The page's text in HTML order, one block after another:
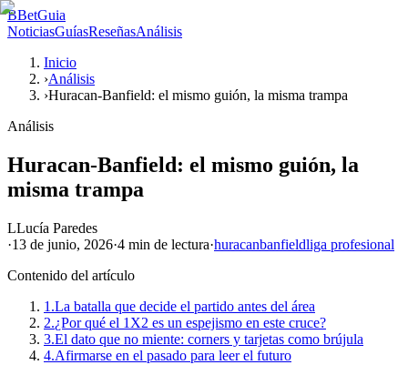
BBetGuia
NoticiasGuíasReseñasAnálisis
Inicio
›Análisis
›Huracan-Banfield: el mismo guión, la misma trampa
Análisis
Huracan-Banfield: el mismo guión, la
misma trampa
LLucía Paredes
·13 de junio, 2026·4 min de lectura·huracanbanfieldliga profesional
Contenido del artículo
1.La batalla que decide el partido antes del área
2.¿Por qué el 1X2 es un espejismo en este cruce?
3.El dato que no miente: corners y tarjetas como brújula
4.Afirmarse en el pasado para leer el futuro